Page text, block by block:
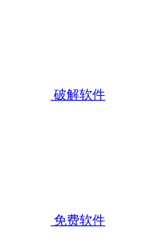
破解软件
免费软件